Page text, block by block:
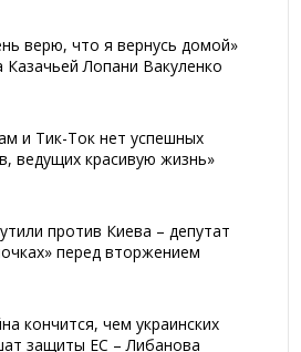
верю, что я вернусь домой»
Лопани Вакуленко
и Тик-Ток нет успешных
ведущих красивую жизнь»
против Киева – депутат
перед вторжением
кончится, чем украинских
защиты ЕС – Либанова